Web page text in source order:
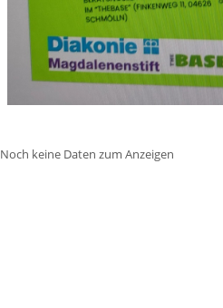
Noch keine Daten zum Anzeigen